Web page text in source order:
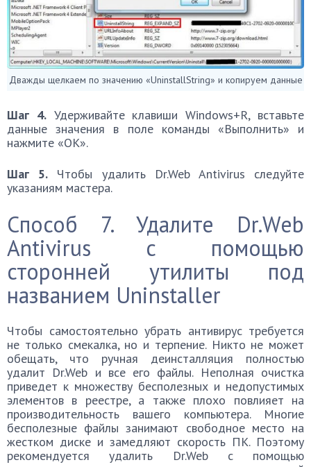
Дважды щелкаем по значению «UninstallString» и копируем данные
Шаг 4.Удерживайте клавиши Windows+R, вставьте
данные значения в поле команды «Выполнить» и
нажмите «ОК».
Шаг 5. Чтобы удалить Dr.Web Antivirus следуйте
указаниям мастера.
Способ 7. Удалите Dr.Web
Antivirus с помощью
сторонней утилиты под
названием Uninstaller
Чтобы самостоятельно убрать антивирус требуется
не только смекалка, но и терпение. Никто не может
обещать, что ручная деинсталляция полностью
удалит Dr.Web и все его файлы. Неполная очистка
приведет к множеству бесполезных и недопустимых
элементов в реестре, а также плохо повлияет на
производительность вашего компьютера. Многие
бесполезные файлы занимают свободное место на
жестком диске и замедляют скорость ПК. Поэтому
рекомендуется удалить Dr.Web с помощью